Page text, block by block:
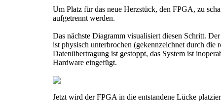
Um Platz für das neue Herzstück, den FPGA, zu
aufgetrennt werden.
Das nächste Diagramm visualisiert diesen Schritt.
ist physisch unterbrochen (gekennzeichnet durch
Datenübertragung ist gestoppt, das System ist
Hardware eingefügt.
Jetzt wird der FPGA in die entstandene Lücke